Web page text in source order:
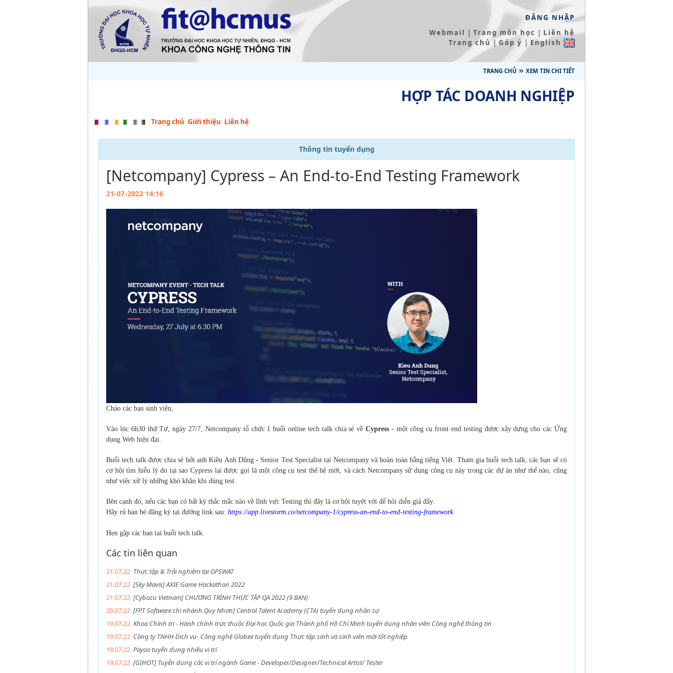
ĐĂNG NHẬP
Webmail | Trang môn học | Liên hệ
Trang chủ |Góp ý | English
TRANG CHỦ » XEM TIN CHI TIẾT
HỢP TÁC DOANH NGHIỆP
Trang chủ Giới thiệu Liên hệ
Thông tin tuyển dụng
[Netcompany] Cypress – An End-to-End Testing Framework
21-07-2022 14:16
Chào các bạn sinh viên,
Vào lúc 6h30 thứ Tư, ngày 27/7, Netcompany tổ chức 1 buổi online tech talk chia sẻ vềCypress - một công cụ front end testing được xây dựng cho các Ứng
dụng Web hiện đại.
Buổi tech talk được chia sẻ bởi anh Kiều Anh Dũng - Senior Test Specialist tại Netcompany và hoàn toàn bằng tiếng Việt. Tham gia buổi tech talk, các bạn sẽ có
cơ hội tìm hiểu lý do tại sao Cypress lại được gọi là một công cụ test thế hệ mới, và cách Netcompany sử dụng công cụ này trong các dự án như thế nào, cũng
như việc xử lý những khó khăn khi dùng test.
Bên cạnh đó, nếu các bạn có bất kỳ thắc mắc nào về lĩnh vực Testing thì đây là cơ hội tuyệt vời để hỏi diễn giả đấy.
Hãy rủ bạn bè đăng ký tại đường link sau: https://app.livestorm.co/netcompany-1/cypress-an-end-to-end-testing-framework
Hẹn gặp các bạn tại buổi tech talk.
Các tin liên quan
21.07.22 Thực tập & Trải nghiệm tại OPSWAT
21.07.22 [Sky Mavis] AXIE Game Hackathon 2022
21.07.22 [Cybozu Vietnam] CHƯƠNG TRÌNH THỰC TẬP QA 2022 (9 BẠN)
20.07.22 [FPT Software chi nhánh Quy Nhơn] Central Talent Academy (CTA) tuyển dụng nhân sự
19.07.22 Khoa Chính trị - Hành chính trực thuộc Đại học Quốc gia Thành phố Hồ Chí Minh tuyển dụng nhân viên Công nghệ thông tin
19.07.22 Công ty TNHH Dịch vụ- Công nghệ Globee tuyển dụng Thực tập sinh và sinh viên mới tốt nghiệp
19.07.22 Payoo tuyển dụng nhiều vị trí
19.07.22 [GIHOT] Tuyển dụng các vị trí ngành Game - Developer/Designer/Technical Artist/ Tester